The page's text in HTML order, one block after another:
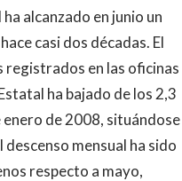
alcanzado en junio un
casi dos décadas. El
registrados en las oficinas
ha bajado de los 2,3
de 2008, situándose
descenso mensual ha sido
respecto a mayo,